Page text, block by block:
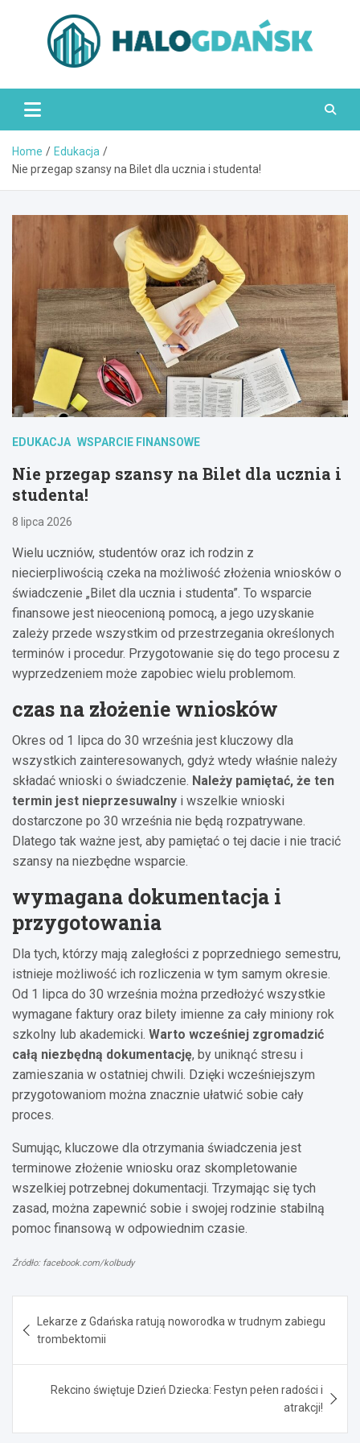
HaloGdańsk.pl
Home
Edukacja
Nie przegap szansy na Bilet dla ucznia i studenta!
EDUKACJA WSPARCIE FINANSOWE
Nie przegap szansy na Bilet dla ucznia i
studenta!
8 lipca 2026
Wielu uczniów, studentów oraz ich rodzin z
niecierpliwością czeka na możliwość złożenia wniosków o
świadczenie „Bilet dla ucznia i studenta”. To wsparcie
finansowe jest nieocenioną pomocą, a jego uzyskanie
zależy przede wszystkim od przestrzegania określonych
terminów i procedur. Przygotowanie się do tego procesu z
wyprzedzeniem może zapobiec wielu problemom.
czas na złożenie wniosków
Okres od 1 lipca do 30 września jest kluczowy dla
wszystkich zainteresowanych, gdyż wtedy właśnie należy
składać wnioski o świadczenie. Należy pamiętać, że ten
termin jest nieprzesuwalny i wszelkie wnioski
dostarczone po 30 września nie będą rozpatrywane.
Dlatego tak ważne jest, aby pamiętać o tej dacie i nie tracić
szansy na niezbędne wsparcie.
wymagana dokumentacja i
przygotowania
Dla tych, którzy mają zaległości z poprzedniego semestru,
istnieje możliwość ich rozliczenia w tym samym okresie.
Od 1 lipca do 30 września można przedłożyć wszystkie
wymagane faktury oraz bilety imienne za cały miniony rok
szkolny lub akademicki. Warto wcześniej zgromadzić
całą niezbędną dokumentację, by uniknąć stresu i
zamieszania w ostatniej chwili. Dzięki wcześniejszym
przygotowaniom można znacznie ułatwić sobie cały
proces.
Sumując, kluczowe dla otrzymania świadczenia jest
terminowe złożenie wniosku oraz skompletowanie
wszelkiej potrzebnej dokumentacji. Trzymając się tych
zasad, można zapewnić sobie i swojej rodzinie stabilną
pomoc finansową w odpowiednim czasie.
Źródło: facebook.com/kolbudy
wpisu
Lekarze z Gdańska ratują noworodka w trudnym zabiegu
trombektomii
Rekcino świętuje Dzień Dziecka: Festyn pełen radości i
atrakcji!